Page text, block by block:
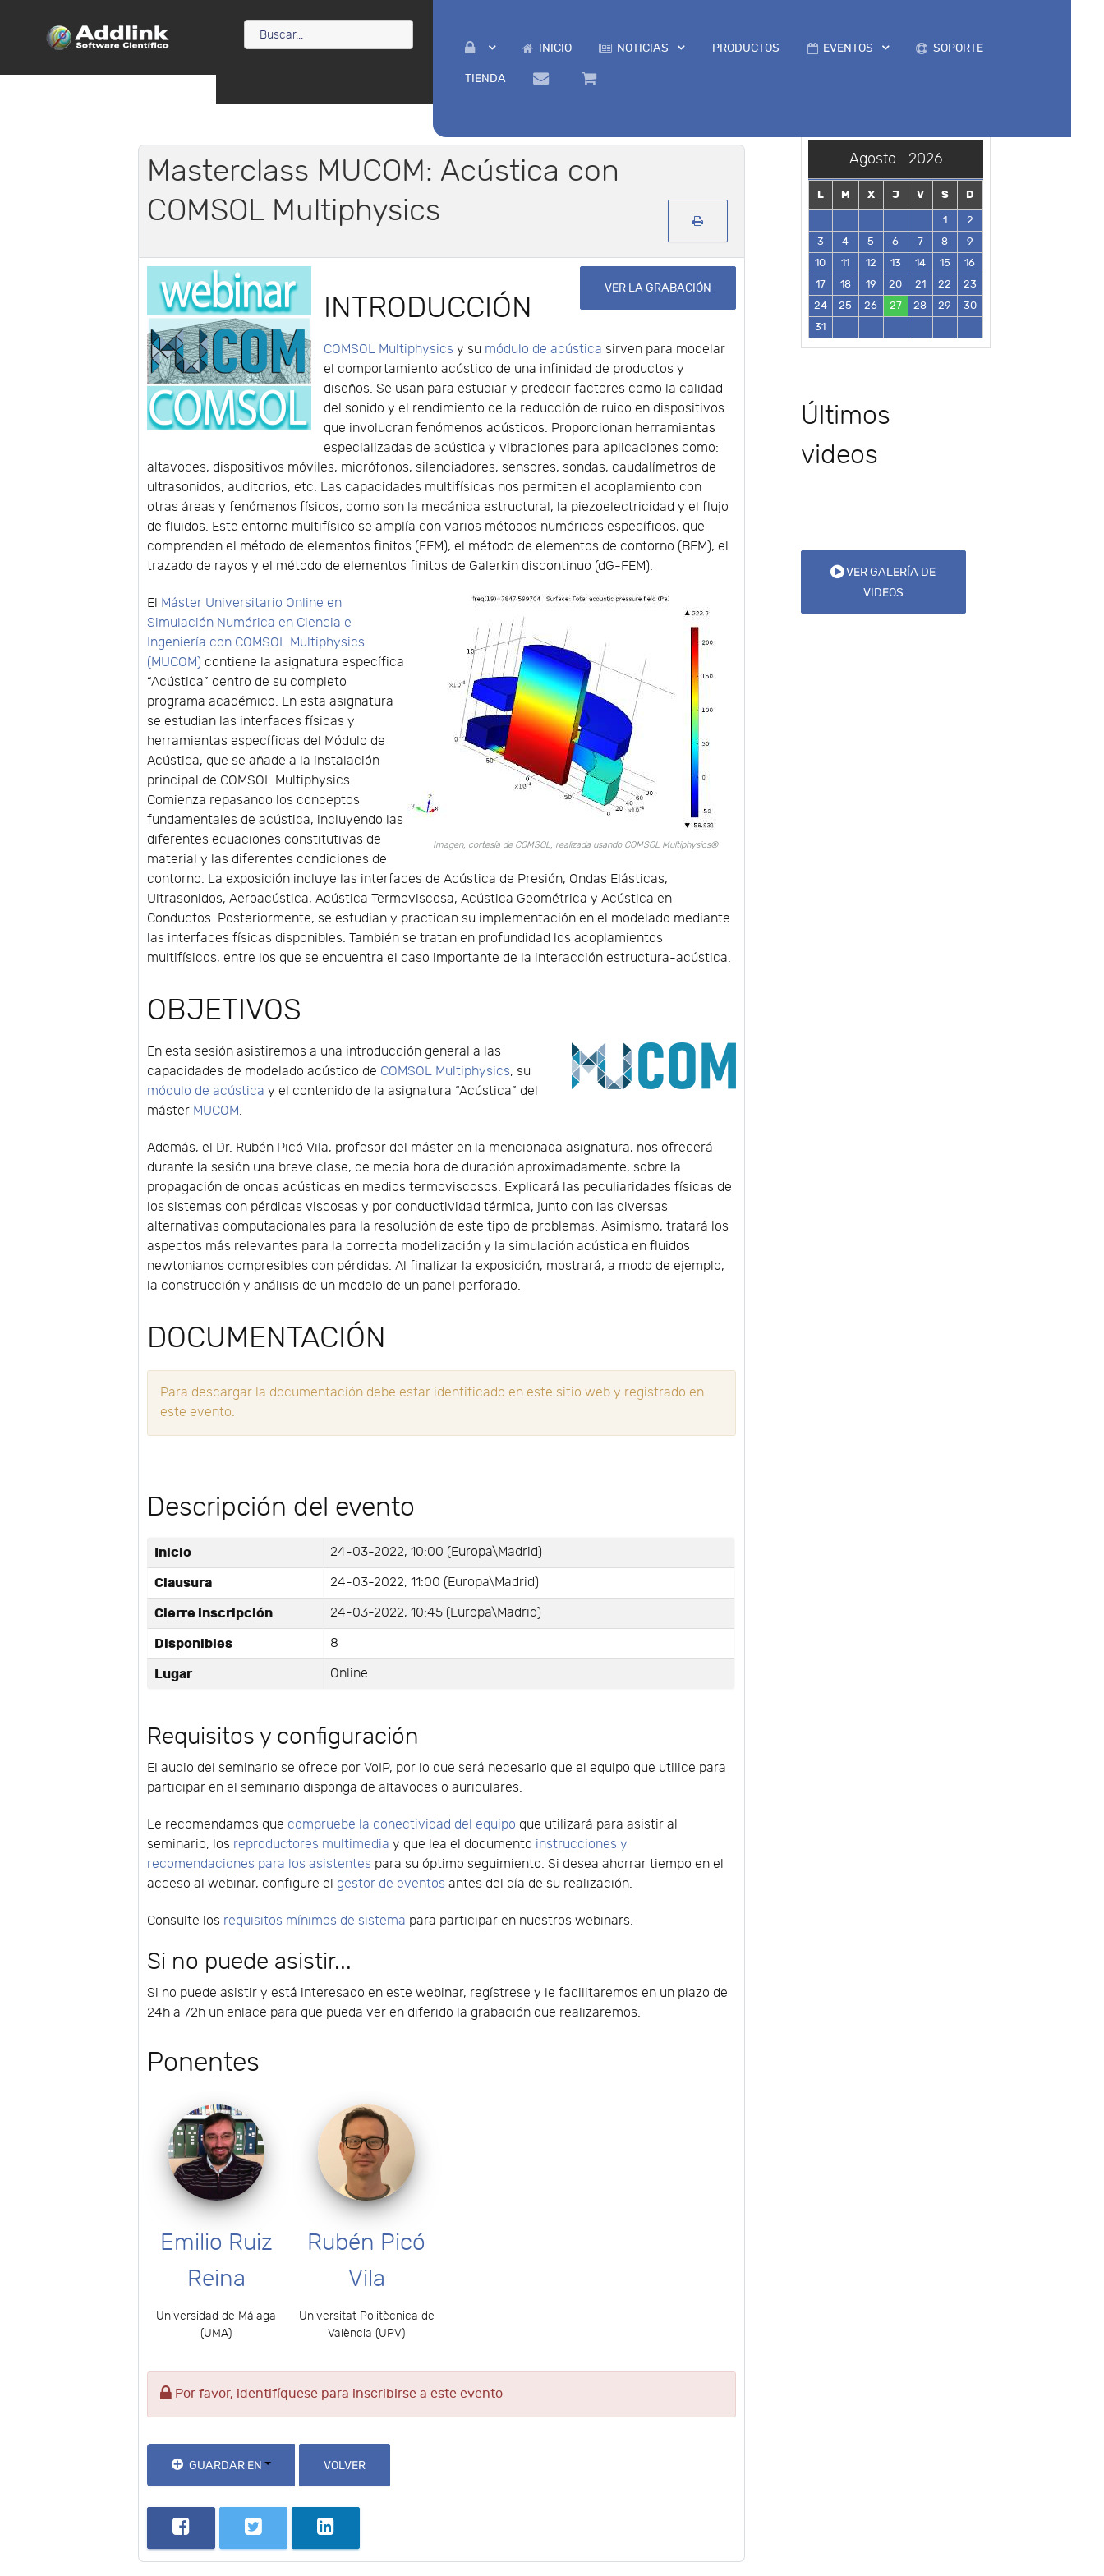
INICIO NOTICIAS PRODUCTOS EVENTOS SOPORTE
TIENDA
Masterclass MUCOM: Acústica con
COMSOL Multiphysics
VER LA GRABACIÓN
INTRODUCCIÓN
COMSOL Multiphysics y su módulo de acústica sirven para modelar
el comportamiento acústico de una infinidad de productos y
diseños. Se usan para estudiar y predecir factores como la calidad
del sonido y el rendimiento de la reducción de ruido en dispositivos
que involucran fenómenos acústicos. Proporcionan herramientas
especializadas de acústica y vibraciones para aplicaciones como:
altavoces, dispositivos móviles, micrófonos, silenciadores, sensores, sondas, caudalímetros de
ultrasonidos, auditorios, etc. Las capacidades multifísicas nos permiten el acoplamiento con
otras áreas y fenómenos físicos, como son la mecánica estructural, la piezoelectricidad y el flujo
de fluidos. Este entorno multifísico se amplía con varios métodos numéricos específicos, que
comprenden el método de elementos finitos (FEM), el método de elementos de contorno (BEM), el
trazado de rayos y el método de elementos finitos de Galerkin discontinuo (dG-FEM).
Imagen, cortesía de COMSOL, realizada usando COMSOL Multiphysics®
El Máster Universitario Online en
Simulación Numérica en Ciencia e
Ingeniería con COMSOL Multiphysics
(MUCOM) contiene la asignatura específica
“Acústica” dentro de su completo
programa académico. En esta asignatura
se estudian las interfaces físicas y
herramientas específicas del Módulo de
Acústica, que se añade a la instalación
principal de COMSOL Multiphysics.
Comienza repasando los conceptos
fundamentales de acústica, incluyendo las
diferentes ecuaciones constitutivas de
material y las diferentes condiciones de
contorno. La exposición incluye las interfaces de Acústica de Presión, Ondas Elásticas,
Ultrasonidos, Aeroacústica, Acústica Termoviscosa, Acústica Geométrica y Acústica en
Conductos. Posteriormente, se estudian y practican su implementación en el modelado mediante
las interfaces físicas disponibles. También se tratan en profundidad los acoplamientos
multifísicos, entre los que se encuentra el caso importante de la interacción estructura-acústica.
OBJETIVOS
En esta sesión asistiremos a una introducción general a las
capacidades de modelado acústico de COMSOL Multiphysics, su
módulo de acústica y el contenido de la asignatura “Acústica” del
máster MUCOM.
Además, el Dr. Rubén Picó Vila, profesor del máster en la mencionada asignatura, nos ofrecerá
durante la sesión una breve clase, de media hora de duración aproximadamente, sobre la
propagación de ondas acústicas en medios termoviscosos. Explicará las peculiaridades físicas de
los sistemas con pérdidas viscosas y por conductividad térmica, junto con las diversas
alternativas computacionales para la resolución de este tipo de problemas. Asimismo, tratará los
aspectos más relevantes para la correcta modelización y la simulación acústica en fluidos
newtonianos compresibles con pérdidas. Al finalizar la exposición, mostrará, a modo de ejemplo,
la construcción y análisis de un modelo de un panel perforado.
DOCUMENTACIÓN
Para descargar la documentación debe estar identificado en este sitio web y registrado en
este evento.
Descripción del evento
Inicio 24-03-2022, 10:00 (Europa\Madrid)
Clausura 24-03-2022, 11:00 (Europa\Madrid)
Cierre inscripción 24-03-2022, 10:45 (Europa\Madrid)
Disponibles 8
Lugar Online
Requisitos y configuración
El audio del seminario se ofrece por VoIP, por lo que será necesario que el equipo que utilice para
participar en el seminario disponga de altavoces o auriculares.
Le recomendamos que compruebe la conectividad del equipo que utilizará para asistir al
seminario, los reproductores multimedia y que lea el documento instrucciones y
recomendaciones para los asistentes para su óptimo seguimiento. Si desea ahorrar tiempo en el
acceso al webinar, configure el gestor de eventos antes del día de su realización.
Consulte los requisitos mínimos de sistema para participar en nuestros webinars.
Si no puede asistir...
Si no puede asistir y está interesado en este webinar, regístrese y le facilitaremos en un plazo de
24h a 72h un enlace para que pueda ver en diferido la grabación que realizaremos.
Ponentes
Emilio Ruiz
Reina
Universidad de Málaga
(UMA)
Rubén Picó
Vila
Universitat Politècnica de
València (UPV)
Por favor, identifíquese para inscribirse a este evento
GUARDAR EN VOLVER
Agosto 2026
L M X J V S
D
1
2
3
4 5 6 7 8
9
10
11 12 13 14 15
16
17
18 19 20 21 22
23
24
25 26 27 28 29
30
31
Últimos
videos
VER GALERÍA DE
VIDEOS